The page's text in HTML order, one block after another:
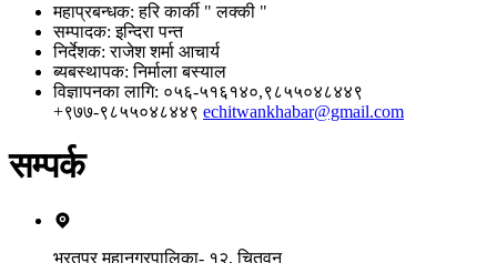
महाप्रबन्धक: हरि कार्की " लक्की "
सम्पादक: इन्दिरा पन्त
निर्देशक​: राजेश शर्मा आचार्य
ब्यबस्थापक: निर्माला बस्याल
विज्ञापनका लागि: ०५६-५१६१४०,९८५५०४८४४९
+९७७-९८५५०४८४४९ echitwankhabar@gmail.com
सम्पर्क
भरतपुर महानगरपालिका- १२, चितवन